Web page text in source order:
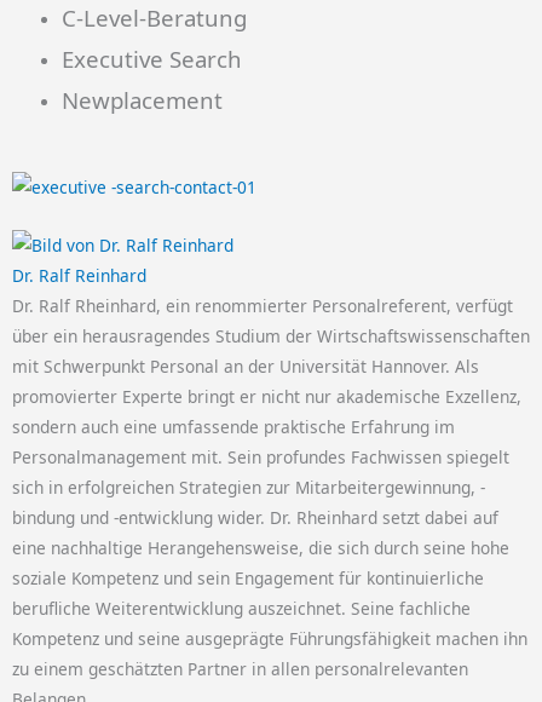
C-Level-Beratung
Executive Search
Newplacement
Dr. Ralf Reinhard
Dr. Ralf Rheinhard, ein renommierter Personalreferent, verfügt
über ein herausragendes Studium der Wirtschaftswissenschaften
mit Schwerpunkt Personal an der Universität Hannover. Als
promovierter Experte bringt er nicht nur akademische Exzellenz,
sondern auch eine umfassende praktische Erfahrung im
Personalmanagement mit. Sein profundes Fachwissen spiegelt
sich in erfolgreichen Strategien zur Mitarbeitergewinnung, -
bindung und -entwicklung wider. Dr. Rheinhard setzt dabei auf
eine nachhaltige Herangehensweise, die sich durch seine hohe
soziale Kompetenz und sein Engagement für kontinuierliche
berufliche Weiterentwicklung auszeichnet. Seine fachliche
Kompetenz und seine ausgeprägte Führungsfähigkeit machen ihn
zu einem geschätzten Partner in allen personalrelevanten